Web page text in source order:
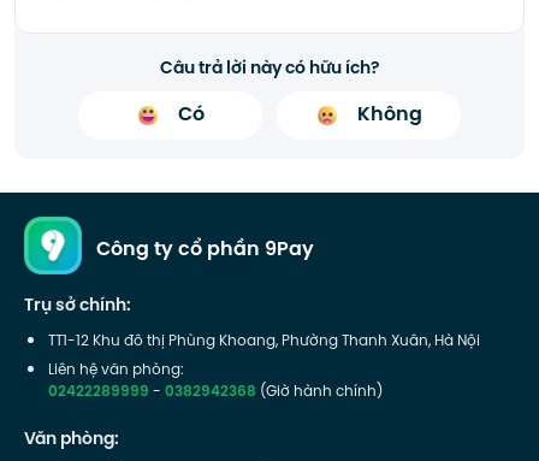
Câu trả lời này có hữu ích?
Có Không
Công ty cổ phần 9Pay
Trụ sở chính:
TT1-12 Khu đô thị Phùng Khoang, Phường Thanh Xuân, Hà Nội
Liên hệ văn phòng:
02422289999-0382942368 (Giờ hành chính)
Văn phòng: